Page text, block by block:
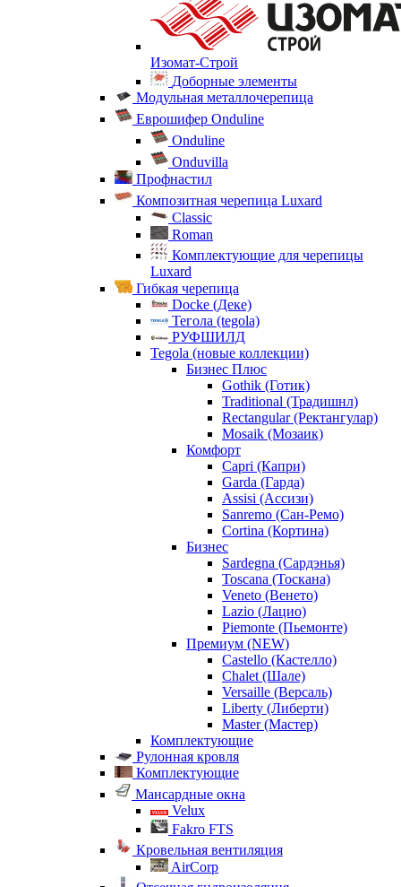
Изомат-Строй
Доборные элементы
Модульная металлочерепица
Еврошифер Onduline
Onduline
Onduvilla
Профнастил
Композитная черепица Luxard
Сlassic
Roman
Комплектующие для черепицы
Luxard
Гибкая черепица
Docke (Деке)
Тегола (tegola)
РУФШИЛД
Tegola (новые коллекции)
Бизнес Плюс
Gothik (Готик)
Traditional (Традишнл)
Rectangular (Ректангулар)
Mosaik (Мозаик)
Комфорт
Capri (Капри)
Garda (Гарда)
Assisi (Ассизи)
Sanremo (Сан-Ремо)
Cortina (Кортина)
Бизнес
Sardegna (Сардэнья)
Toscana (Тоскана)
Veneto (Венето)
Lazio (Лацио)
Piemonte (Пьемонте)
Премиум (NEW)
Castello (Кастелло)
Chalet (Шале)
Versaille (Версаль)
Liberty (Либерти)
Master (Мастер)
Комплектующие
Рулонная кровля
Комплектующие
Мансардные окна
Velux
Fakro FTS
Кровельная вентиляция
AirCorp